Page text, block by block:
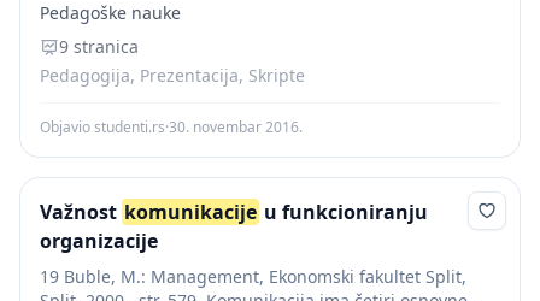
тражење информација и објашњења, расподела улога
у активности, организовање заједничке...
Pedagoške nauke
9 stranica
Pedagogija, Prezentacija, Skripte
Objavio studenti.rs·30. novembar 2016.
Važnost komunikacije u funkcioniranju
organizacije
19 Buble, M.: Management, Ekonomski fakultet Split,